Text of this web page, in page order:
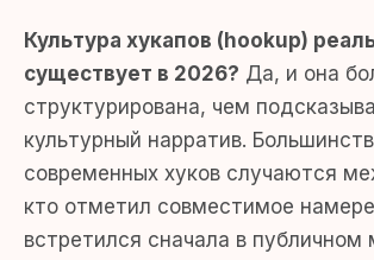
Культура хукапов (hookup)
существует в 2026? Да, и она
структурирована, чем
культурный нарратив.
современных хуков случаются
кто отметил совместимое
встретился сначала в публичном